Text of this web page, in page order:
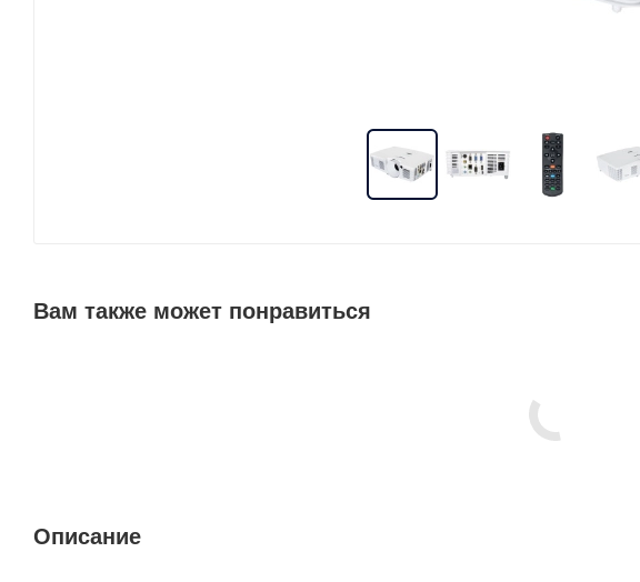
Вам также может понравиться
Описание